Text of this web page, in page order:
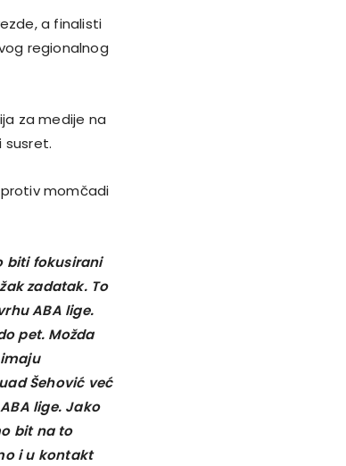
a finalisti
regionalnog
za medije na
susret.
momčadi
biti fokusirani
zadatak. To
ABA lige.
pet. Možda
Šehović već
lige. Jako
bit na to
i u kontakt